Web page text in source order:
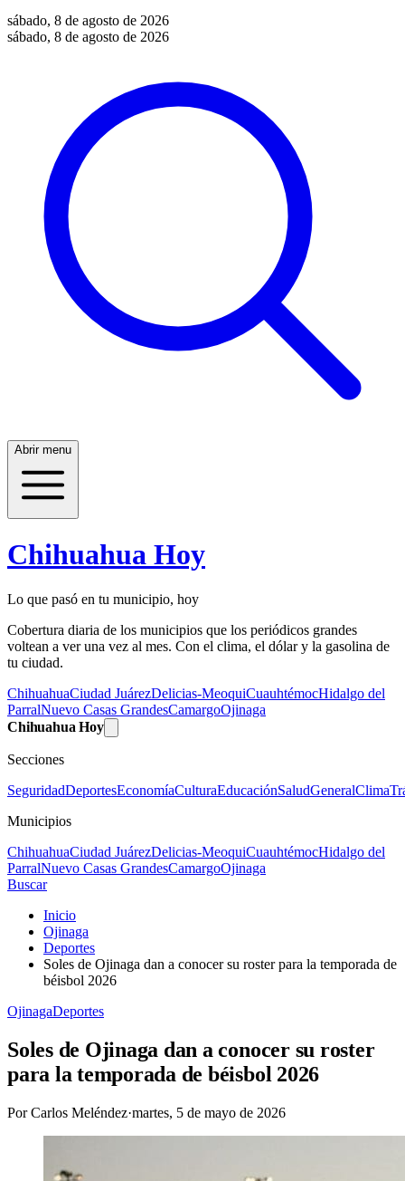
sábado, 8 de agosto de 2026
sábado, 8 de agosto de 2026
Abrir menu
Chihuahua Hoy
Lo que pasó en tu municipio, hoy
Cobertura diaria de los municipios que los periódicos grandes
voltean a ver una vez al mes. Con el clima, el dólar y la gasolina de
tu ciudad.
ChihuahuaCiudad JuárezDelicias-MeoquiCuauhtémocHidalgo del
ParralNuevo Casas GrandesCamargoOjinaga
Chihuahua Hoy
Secciones
SeguridadDeportesEconomíaCulturaEducaciónSaludGeneralClima
Municipios
ChihuahuaCiudad JuárezDelicias-MeoquiCuauhtémocHidalgo del
ParralNuevo Casas GrandesCamargoOjinaga
Buscar
Inicio
Ojinaga
Deportes
Soles de Ojinaga dan a conocer su roster para la temporada de
béisbol 2026
OjinagaDeportes
Soles de Ojinaga dan a conocer su roster
para la temporada de béisbol 2026
PorCarlos Meléndez·martes, 5 de mayo de 2026